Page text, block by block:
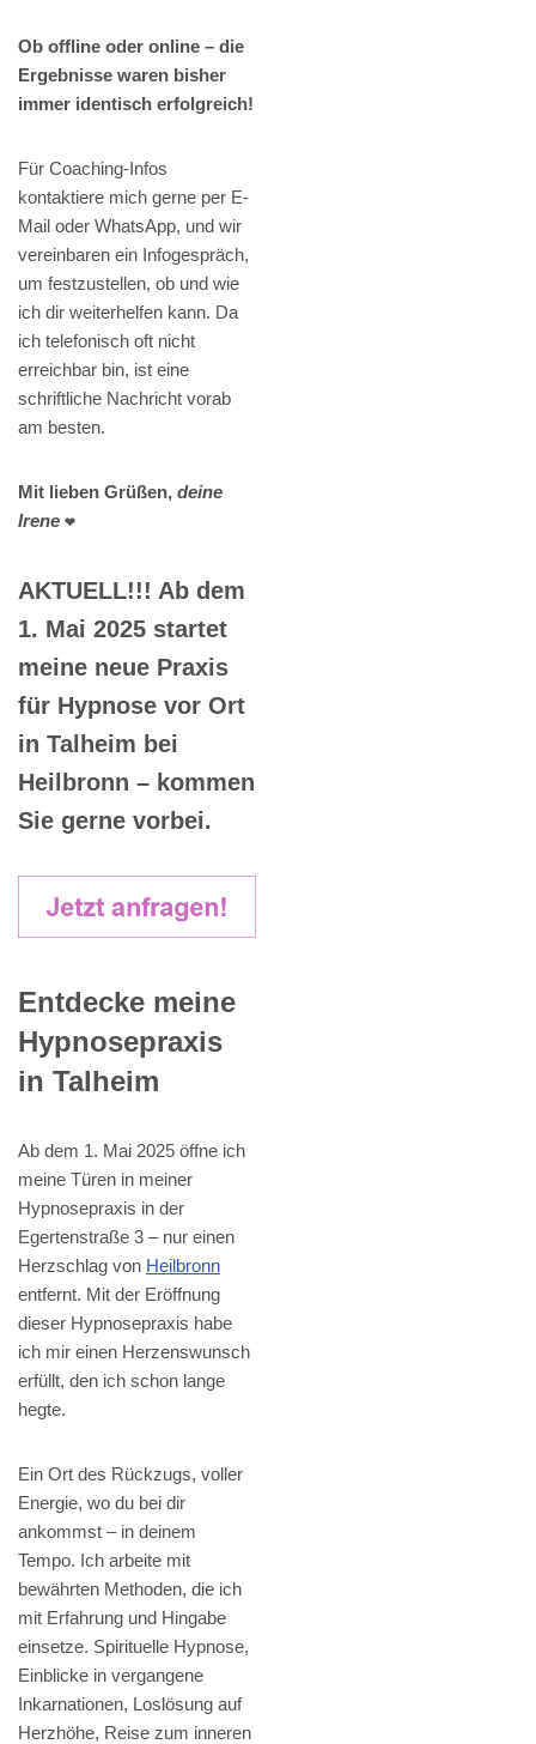
Ob offline oder online – die
Ergebnisse waren bisher
immer identisch erfolgreich!
Für Coaching-Infos
kontaktiere mich gerne per E-
Mail oder WhatsApp, und wir
vereinbaren ein Infogespräch,
um festzustellen, ob und wie
ich dir weiterhelfen kann. Da
ich telefonisch oft nicht
erreichbar bin, ist eine
schriftliche Nachricht vorab
am besten.
Mit lieben Grüßen, deine
Irene ❤️
AKTUELL!!! Ab dem
1. Mai 2025 startet
meine neue Praxis
für Hypnose vor Ort
in Talheim bei
Heilbronn – kommen
Sie gerne vorbei.
Entdecke meine
Hypnosepraxis
in Talheim
Ab dem 1. Mai 2025 öffne ich
meine Türen in meiner
Hypnosepraxis in der
Egertenstraße 3 – nur einen
Herzschlag von Heilbronn
entfernt. Mit der Eröffnung
dieser Hypnosepraxis habe
ich mir einen Herzenswunsch
erfüllt, den ich schon lange
hegte.
Ein Ort des Rückzugs, voller
Energie, wo du bei dir
ankommst – in deinem
Tempo. Ich arbeite mit
bewährten Methoden, die ich
mit Erfahrung und Hingabe
einsetze. Spirituelle Hypnose,
Einblicke in vergangene
Inkarnationen, Loslösung auf
Herzhöhe, Reise zum inneren